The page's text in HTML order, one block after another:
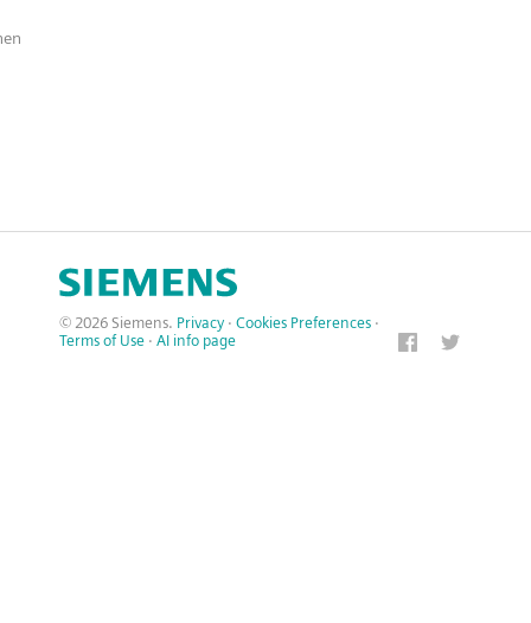
© 2026 Siemens. Privacy · Cookies Preferences ·
Terms of Use · AI info page